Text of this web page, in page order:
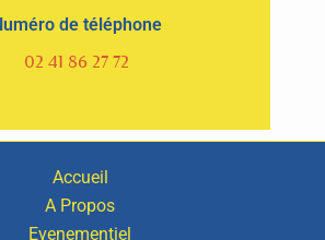
de téléphone
02 41 86 27 72
Accueil
A Propos
Evenementiel